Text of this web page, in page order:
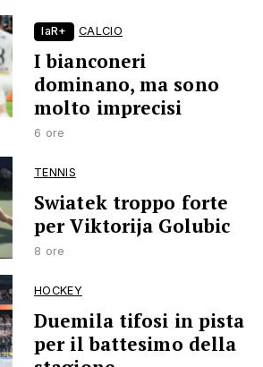
laR+ CALCIO
I bianconeri
dominano, ma sono
molto imprecisi
6 ore
TENNIS
Swiatek troppo forte
per Viktorija Golubic
8 ore
HOCKEY
Duemila tifosi in pista
per il battesimo della